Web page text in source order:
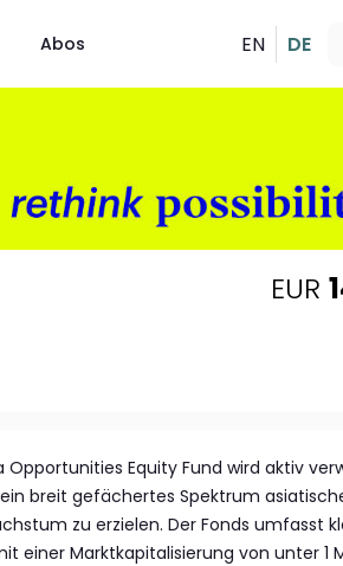
Abos EN DE
EUR
Opportunities Equity Fund wird aktiv
breit gefächertes Spektrum
zu erzielen. Der Fonds umfasst
einer Marktkapitalisierung von unter 1